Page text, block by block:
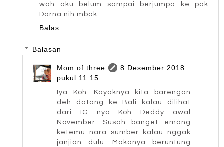
wah aku belum sampai berjumpa ke pak
Darna nih mbak.
Balas
Balasan
Mom of three
8 Desember 2018
pukul 11.15
Iya Koh. Kayaknya kita barengan
deh datang ke Bali kalau dilihat
dari IG nya Koh Deddy awal
November. Susah banget emang
ketemu nara sumber kalau nggak
janjian dulu. Makanya beruntung